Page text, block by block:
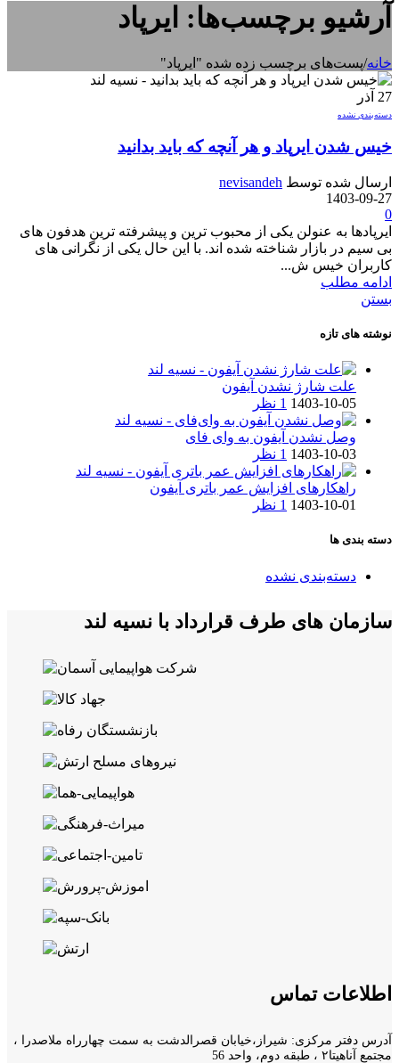
آرشیو برچسب‌ها: ایرپاد
خانه/پست‌های برچسب زده شده "ایرپاد"
27 آذر
دسته‌بندی نشده
خیس شدن ایرپاد و هر آنچه که باید بدانید
ارسال شده توسط nevisandeh
1403-09-27
0
ایرپادها به عنولن یکی از محبوب ترین و پیشرفته ترین هدفون های
بی سیم در بازار شناخته شده اند. با این حال یکی از نگرانی های
کاربران خیس ش...
ادامه مطلب
بستن
نوشته های تازه
علت شارژ نشدن آیفون
1403-10-05 1 نظر
وصل نشدن آیفون به وای فای
1403-10-03 1 نظر
راهکارهای افزایش عمر باتری آیفون
1403-10-01 1 نظر
دسته بندی ها
دسته‌بندی نشده
سازمان های طرف قرارداد با نسیه لند
اطلاعات تماس
آدرس دفتر مرکزی: شیراز،خیابان قصرالدشت به سمت چهارراه ملاصدرا ،
مجتمع آناهیتا۲ ، طبقه دوم، واحد 56